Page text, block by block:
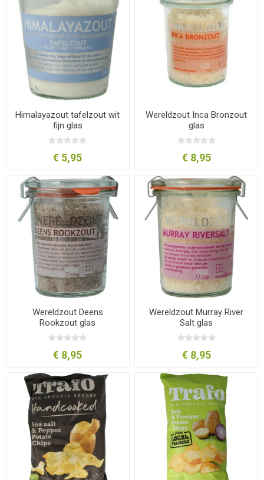
Himalayazout tafelzout wit
fijn glas
€ 5,95
Wereldzout Inca Bronzout
glas
€ 8,95
Wereldzout Deens
Rookzout glas
€ 8,95
Wereldzout Murray River
Salt glas
€ 8,95